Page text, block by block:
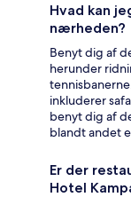
Hvad kan
nærheden?
Benyt dig af
herunder
inkluderer
benyt dig af
blandt andet
Er der
Hotel